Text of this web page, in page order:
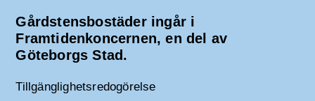
Gårdstensbostäder ingår i
Framtidenkoncernen, en del av
Göteborgs Stad.
Tillgänglighetsredogörelse